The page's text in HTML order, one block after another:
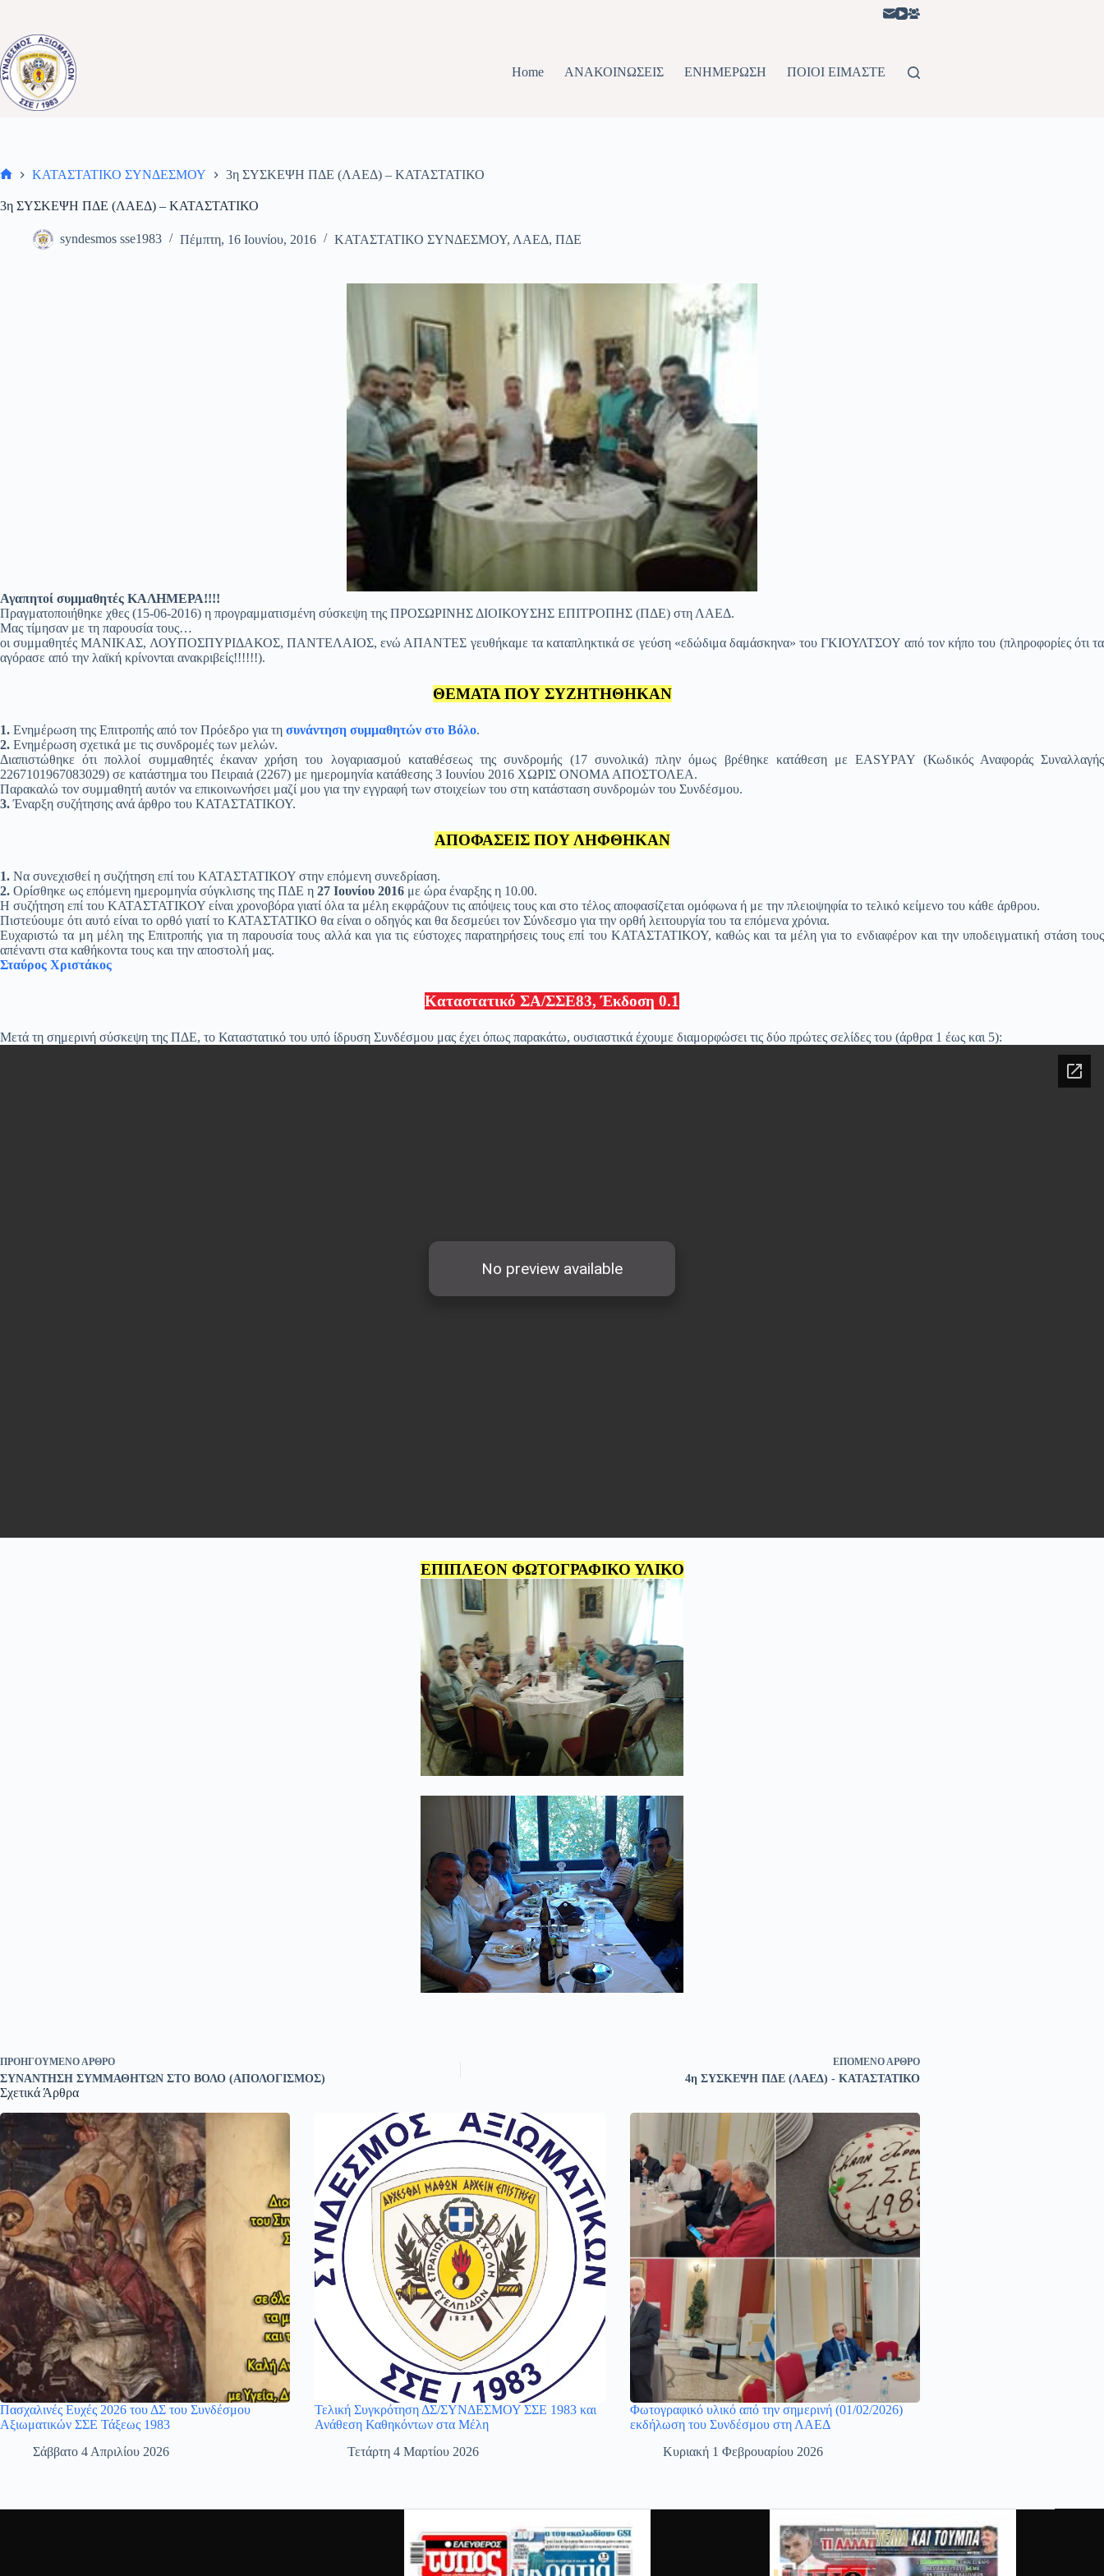
περιεχόμενο
Home ΑΝΑΚΟΙΝΩΣΕΙΣ ΕΝΗΜΕΡΩΣΗ ΠΟΙΟΙ ΕΙΜΑΣΤΕ
σελίδα
ΚΑΤΑΣΤΑΤΙΚΟ ΣΥΝΔΕΣΜΟΥ 3η ΣΥΣΚΕΨΗ ΠΔΕ (ΛΑΕΔ) – ΚΑΤΑΣΤΑΤΙΚΟ
3η ΣΥΣΚΕΨΗ ΠΔΕ (ΛΑΕΔ) – ΚΑΤΑΣΤΑΤΙΚΟ
syndesmos sse1983 Πέμπτη, 16 Ιουνίου, 2016 ΚΑΤΑΣΤΑΤΙΚΟ ΣΥΝΔΕΣΜΟΥ, ΛΑΕΔ, ΠΔΕ
Αγαπητοί συμμαθητές ΚΑΛΗΜΕΡΑ!!!!
Πραγματοποιήθηκε χθες (15-06-2016) η προγραμματισμένη σύσκεψη της ΠΡΟΣΩΡΙΝΗΣ ΔΙΟΙΚΟΥΣΗΣ ΕΠΙΤΡΟΠΗΣ (ΠΔΕ) στη ΛΑΕΔ.
Μας τίμησαν με τη παρουσία τους…
οι συμμαθητές ΜΑΝΙΚΑΣ, ΛΟΥΠΟΣΠΥΡΙΔΑΚΟΣ, ΠΑΝΤΕΛΑΙΟΣ, ενώ ΑΠΑΝΤΕΣ γευθήκαμε τα καταπληκτικά σε γεύση «εδώδιμα δαμάσκηνα» του ΓΚΙΟΥΛΤΣΟΥ από τον κήπο του (πληροφορίες ότι τα
αγόρασε από την λαϊκή κρίνονται ανακριβείς!!!!!!).
ΘΕΜΑΤΑ ΠΟΥ ΣΥΖΗΤΗΘΗΚΑΝ
1. Ενημέρωση της Επιτροπής από τον Πρόεδρο για τη συνάντηση συμμαθητών στο Βόλο.
2. Ενημέρωση σχετικά με τις συνδρομές των μελών.
Διαπιστώθηκε ότι πολλοί συμμαθητές έκαναν χρήση του λογαριασμού καταθέσεως της συνδρομής (17 συνολικά) πλην όμως βρέθηκε κατάθεση με EASYPAY (Κωδικός Αναφοράς Συναλλαγής
2267101967083029) σε κατάστημα του Πειραιά (2267) με ημερομηνία κατάθεσης 3 Ιουνίου 2016 ΧΩΡΙΣ ΟΝΟΜΑ ΑΠΟΣΤΟΛΕΑ.
Παρακαλώ τον συμμαθητή αυτόν να επικοινωνήσει μαζί μου για την εγγραφή των στοιχείων του στη κατάσταση συνδρομών του Συνδέσμου.
3.Έναρξη συζήτησης ανά άρθρο του ΚΑΤΑΣΤΑΤΙΚΟΥ.
ΑΠΟΦΑΣΕΙΣ ΠΟΥ ΛΗΦΘΗΚΑΝ
1. Να συνεχισθεί η συζήτηση επί του ΚΑΤΑΣΤΑΤΙΚΟΥ στην επόμενη συνεδρίαση.
2. Ορίσθηκε ως επόμενη ημερομηνία σύγκλισης της ΠΔΕ η 27 Ιουνίου 2016 με ώρα έναρξης η 10.00.
Η συζήτηση επί του ΚΑΤΑΣΤΑΤΙΚΟΥ είναι χρονοβόρα γιατί όλα τα μέλη εκφράζουν τις απόψεις τους και στο τέλος αποφασίζεται ομόφωνα ή με την πλειοψηφία το τελικό κείμενο του κάθε άρθρου.
Πιστεύουμε ότι αυτό είναι το ορθό γιατί το ΚΑΤΑΣΤΑΤΙΚΟ θα είναι ο οδηγός και θα δεσμεύει τον Σύνδεσμο για την ορθή λειτουργία του τα επόμενα χρόνια.
Ευχαριστώ τα μη μέλη της Επιτροπής για τη παρουσία τους αλλά και για τις εύστοχες παρατηρήσεις τους επί του ΚΑΤΑΣΤΑΤΙΚΟΥ, καθώς και τα μέλη για το ενδιαφέρον και την υποδειγματική στάση τους
απέναντι στα καθήκοντα τους και την αποστολή μας.
Σταύρος Χριστάκος
Καταστατικό ΣΑ/ΣΣΕ83, Έκδοση 0.1
Μετά τη σημερινή σύσκεψη της ΠΔΕ, το Καταστατικό του υπό ίδρυση Συνδέσμου μας έχει όπως παρακάτω, ουσιαστικά έχουμε διαμορφώσει τις δύο πρώτες σελίδες του (άρθρα 1 έως και 5):
ΕΠΙΠΛΕΟΝ ΦΩΤΟΓΡΑΦΙΚΟ ΥΛΙΚΟ
ΠΡΟΗΓΟΎΜΕΝΟ ΆΡΘΡΟ
ΣΥΝΑΝΤΗΣΗ ΣΥΜΜΑΘΗΤΩΝ ΣΤΟ ΒΟΛΟ (ΑΠΟΛΟΓΙΣΜΟΣ)
ΕΠΌΜΕΝΟ ΆΡΘΡΟ
4η ΣΥΣΚΕΨΗ ΠΔΕ (ΛΑΕΔ) - ΚΑΤΑΣΤΑΤΙΚΟ
Σχετικά Άρθρα
Πασχαλινές Ευχές 2026 του ΔΣ του Συνδέσμου
Αξιωματικών ΣΣΕ Τάξεως 1983
Σάββατο 4 Απριλίου 2026
Τελική Συγκρότηση ΔΣ/ΣΥΝΔΕΣΜΟΥ ΣΣΕ 1983 και
Ανάθεση Καθηκόντων στα Μέλη
Τετάρτη 4 Μαρτίου 2026
Φωτογραφικό υλικό από την σημερινή (01/02/2026)
εκδήλωση του Συνδέσμου στη ΛΑΕΔ
Κυριακή 1 Φεβρουαρίου 2026